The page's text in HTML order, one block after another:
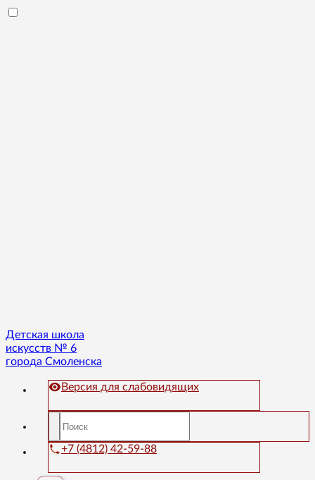
Детская школа
искусств № 6
города Смоленска
Версия для слабовидящих
+7 (4812) 42-59-88